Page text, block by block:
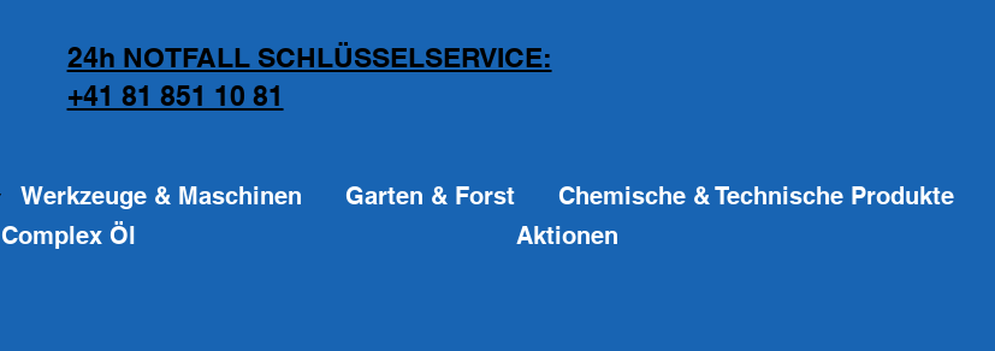
24h NOTFALL SCHLÜSSELSERVICE:
+41 81 851 10 81
Werkzeuge & Maschinen Garten & Forst
Chemische & Technische Produkte
Complex Öl Aktionen